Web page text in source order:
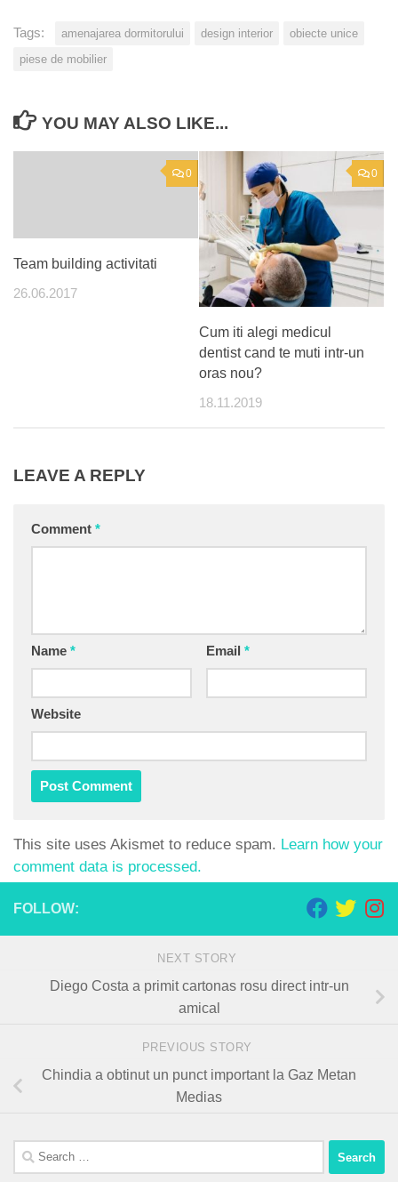
Tags: amenajarea dormitorului design interior
obiecte unice
piese de mobilier
YOU MAY ALSO LIKE...
0
Team building activitati
26.06.2017
0
Cum iti alegi medicul
dentist cand te muti intr-un
oras nou?
18.11.2019
LEAVE A REPLY
Comment *
Name * Email *
Website
This site uses Akismet to reduce spam. Learn how your
comment data is processed.
FOLLOW:
NEXT STORY
Diego Costa a primit cartonas rosu direct intr-un
amical
PREVIOUS STORY
Chindia a obtinut un punct important la Gaz Metan
Medias
Search
for: